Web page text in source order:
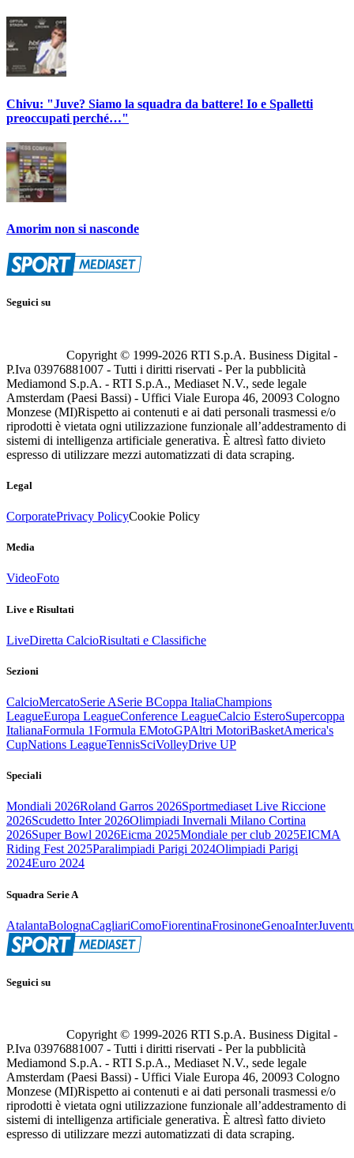
Chivu: "Juve? Siamo la squadra da battere! Io e Spalletti
preoccupati perché…"
Amorim non si nasconde
Seguici su
Copyright © 1999-2026 RTI S.p.A. Business Digital -
P.Iva 03976881007 - Tutti i diritti riservati - Per la pubblicità
Mediamond S.p.A. - RTI S.p.A., Mediaset N.V., sede legale
Amsterdam (Paesi Bassi) - Uffici Viale Europa 46, 20093 Cologno
Monzese (MI)Rispetto ai contenuti e ai dati personali trasmessi e/o
riprodotti è vietata ogni utilizzazione funzionale all’addestramento di
sistemi di intelligenza artificiale generativa. È altresì fatto divieto
espresso di utilizzare mezzi automatizzati di data scraping.
Legal
CorporatePrivacy PolicyCookie Policy
Media
VideoFoto
Live e Risultati
LiveDiretta CalcioRisultati e Classifiche
Sezioni
CalcioMercatoSerie ASerie BCoppa ItaliaChampions
LeagueEuropa LeagueConference LeagueCalcio EsteroSupercoppa
ItalianaFormula 1Formula EMotoGPAltri MotoriBasketAmerica's
CupNations LeagueTennisSciVolleyDrive UP
Speciali
Mondiali 2026Roland Garros 2026Sportmediaset Live Riccione
2026Scudetto Inter 2026Olimpiadi Invernali Milano Cortina
2026Super Bowl 2026Eicma 2025Mondiale per club 2025EICMA
Riding Fest 2025Paralimpiadi Parigi 2024Olimpiadi Parigi
2024Euro 2024
Squadra Serie A
AtalantaBolognaCagliariComoFiorentinaFrosinoneGenoaInter
Seguici su
Copyright © 1999-2026 RTI S.p.A. Business Digital -
P.Iva 03976881007 - Tutti i diritti riservati - Per la pubblicità
Mediamond S.p.A. - RTI S.p.A., Mediaset N.V., sede legale
Amsterdam (Paesi Bassi) - Uffici Viale Europa 46, 20093 Cologno
Monzese (MI)Rispetto ai contenuti e ai dati personali trasmessi e/o
riprodotti è vietata ogni utilizzazione funzionale all’addestramento di
sistemi di intelligenza artificiale generativa. È altresì fatto divieto
espresso di utilizzare mezzi automatizzati di data scraping.